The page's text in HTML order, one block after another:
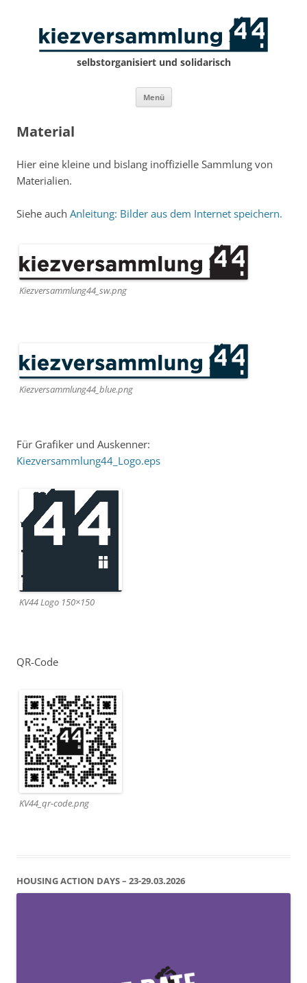
selbstorganisiert und solidarisch
Menü Zum
springen
Material
Hier eine kleine und bislang inoffizielle Sammlung von
Materialien.
Siehe auch Anleitung: Bilder aus dem Internet speichern.
Kiezversammlung44_sw.png
Kiezversammlung44_blue.png
Für Grafiker und Auskenner:
Kiezversammlung44_Logo.eps
KV44 Logo 150×150
QR-Code
KV44_qr-code.png
HOUSING ACTION DAYS – 23-29.03.2026